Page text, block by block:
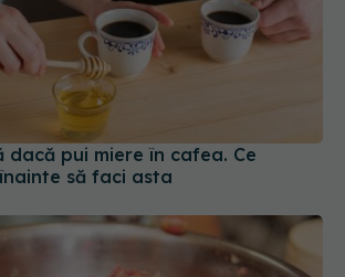
dacă pui miere în cafea. Ce
să faci asta